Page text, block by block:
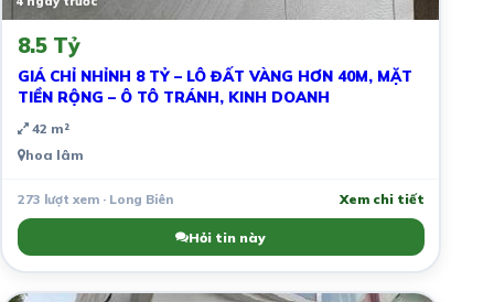
8.5 Tỷ
GIÁ CHỈ NHỈNH 8 TỶ – LÔ ĐẤT VÀNG HƠN 40M, MẶT
TIỀN RỘNG – Ô TÔ TRÁNH, KINH DOANH
42 m²
hoa lâm
273 lượt xem · Long Biên Xem chi tiết
Hỏi tin này